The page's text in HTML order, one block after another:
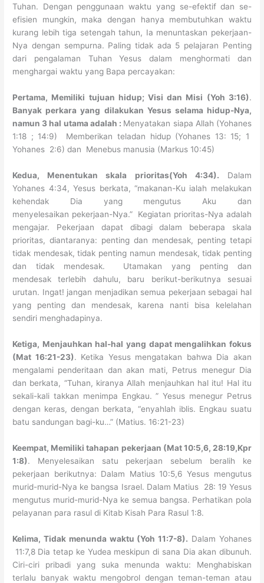
Tuhan. Dengan penggunaan waktu yang se-efektif dan se-
efisien mungkin, maka dengan hanya membutuhkan waktu
kurang lebih tiga setengah tahun, Ia menuntaskan pekerjaan-
Nya dengan sempurna. Paling tidak ada 5 pelajaran Penting
dari pengalaman Tuhan Yesus dalam menghormati dan
menghargai waktu yang Bapa percayakan:
Pertama, Memiliki tujuan hidup; Visi dan Misi (Yoh 3:16).
Banyak perkara yang dilakukan Yesus selama hidup-Nya,
namun 3 hal utama adalah : Menyatakan siapa Allah (Yohanes
1:18 ; 14:9) Memberikan teladan hidup (Yohanes 13: 15; 1
Yohanes 2:6) dan Menebus manusia (Markus 10:45)
Kedua, Menentukan skala prioritas(Yoh 4:34). Dalam
Yohanes 4:34, Yesus berkata, “makanan-Ku ialah melakukan
kehendak Dia yang mengutus Aku dan
menyelesaikan pekerjaan-Nya.” Kegiatan prioritas-Nya adalah
mengajar. Pekerjaan dapat dibagi dalam beberapa skala
prioritas, diantaranya: penting dan mendesak, penting tetapi
tidak mendesak, tidak penting namun mendesak, tidak penting
dan tidak mendesak. Utamakan yang penting dan
mendesak terlebih dahulu, baru berikut-berikutnya sesuai
urutan. Ingat! jangan menjadikan semua pekerjaan sebagai hal
yang penting dan mendesak, karena nanti bisa kelelahan
sendiri menghadapinya.
Ketiga, Menjauhkan hal-hal yang dapat mengalihkan fokus
(Mat 16:21-23). Ketika Yesus mengatakan bahwa Dia akan
mengalami penderitaan dan akan mati, Petrus menegur Dia
dan berkata, “Tuhan, kiranya Allah menjauhkan hal itu! Hal itu
sekali-kali takkan menimpa Engkau. ” Yesus menegur Petrus
dengan keras, dengan berkata, “enyahlah iblis. Engkau suatu
batu sandungan bagi-ku…” (Matius. 16:21-23)
Keempat, Memiliki tahapan pekerjaan (Mat 10:5,6, 28:19,Kpr
1:8). Menyelesaikan satu pekerjaan sebelum beralih ke
pekerjaan berikutnya: Dalam Matius 10:5,6 Yesus mengutus
murid-murid-Nya ke bangsa Israel. Dalam Matius 28: 19 Yesus
mengutus murid-murid-Nya ke semua bangsa. Perhatikan pola
pelayanan para rasul di Kitab Kisah Para Rasul 1:8.
Kelima, Tidak menunda waktu (Yoh 11:7-8). Dalam Yohanes
11:7,8 Dia tetap ke Yudea meskipun di sana Dia akan dibunuh.
Ciri-ciri pribadi yang suka menunda waktu: Menghabiskan
terlalu banyak waktu mengobrol dengan teman-teman atau